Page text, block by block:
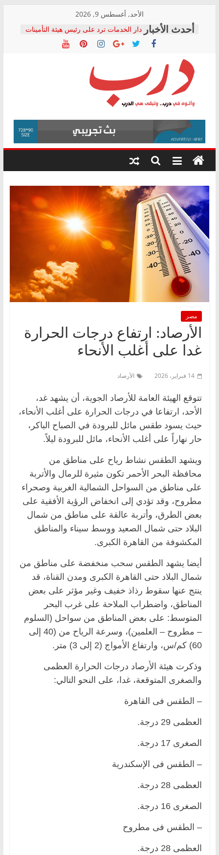
content
الأحد, أغسطس 9, 2026
دار الخدمات ترد على رئيس هيئة التأمينات
بعد مؤتمره الصحفي: إنكار الأزمة لا ينهي
معاناة أصحاب المعاشات.. ونطالب بكشف
فرحات سليمان يكتب: القطاع الصحي إلى
أين؟
حزب التحالف الشعبي يطلق لجنة “الحق
في الصحة” بالإسكندرية لرصد الانتهاكات
ودعم المرضى
الوزاري لمدينة الصحفيين.. وانتهاء أعمال
إنشاء المبنى الإداري
المجلس القومي لحقوق الإنسان يعلن
متابعة قضية الدكتور محمد زهران.. ويؤكد:
قرينة البراءة وضمانات المحاكمة العادلة
درب
وأتوه
درب..
وتبقى
هي
مصر
الأرصاد: ارتفاع درجات الحرارة
غدا على أغلب الأنحاء
14 فبراير، 2026 الأرصاد
تتوقع الهيئة العامة للأرصاد الجوية، أن يشهد غد،
الأحد، ارتفاعا في درجات الحرارة على أغلب الأنحاء،
حيث يسود طقس مائل للبرودة في الصباح الباكر،
حار نهاراً على أغلب الأنحاء، مائل للبرودة ليلاً.
ويشهد الطقس نشاط رياح على مناطق من
محافظة البحر الأحمر تكون مثيرة للرمال والأتربة
على مناطق من السواحل الشمالية الغربية وصحراء
مطروح، وقد تؤدي إلى انخفاض الرؤية الأفقية على
بعض الطرق، و​أتربة عالقة على مناطق من شمال
البلاد حتى شمال الصعيد ووسط سيناء والمناطق
المكشوفة من القاهرة الكبرى.
أيضا يشهد الطقس ​سحب منخفضة على مناطق من
شمال البلاد حتى القاهرة الكبرى ومدن القناة، قد
ينتج عنها سقوط رذاذ خفيف وغير مؤثر على بعض
المناطق، و​اضطراب الملاحة على غرب البحر
المتوسط: على بعض المناطق من سواحل (السلوم
– مطروح – العلمين)، وسرعة الرياح من (40 إلى
60) كم/س، وارتفاع الأمواج (2 إلى 3) متر.
وذكرت هيئة الأرصاد درجات الحرارة العظمى
والصغرى المتوقعة، غدا، على النحو التالي:
– الطقس فى القاهرة
العظمى 29 درجة.
الصغرى 17 درجة.
– الطقس فى الإسكندرية
العظمى 28 درجة.
الصغرى 16 درجة.
– الطقس فى مطروح
العظمى 28 درجة.